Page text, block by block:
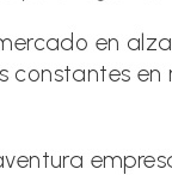
en
constantes